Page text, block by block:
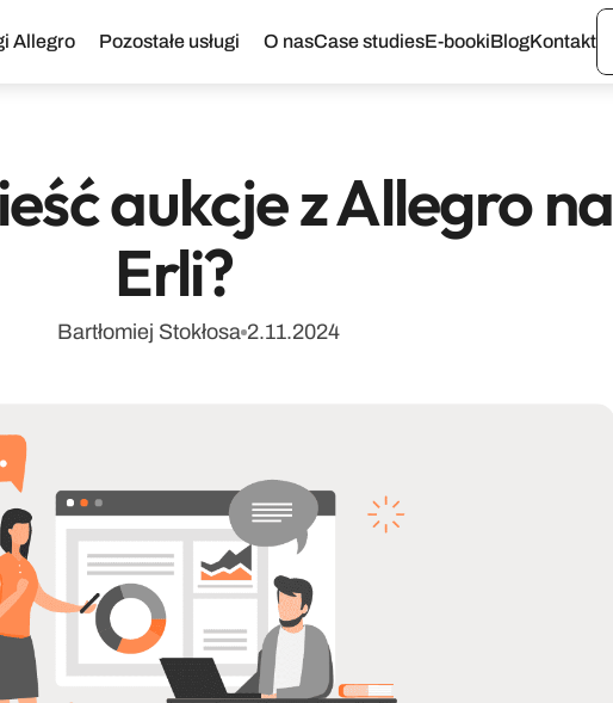
Allegro Pozostałe usługi O nasCase studiesE-bookiBlogKontakt
aukcje z Allegro na
Erli?
Bartłomiej Stokłosa 2.11.2024